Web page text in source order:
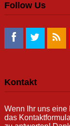
Follow Us
Kontakt
Wenn Ihr uns eine
das